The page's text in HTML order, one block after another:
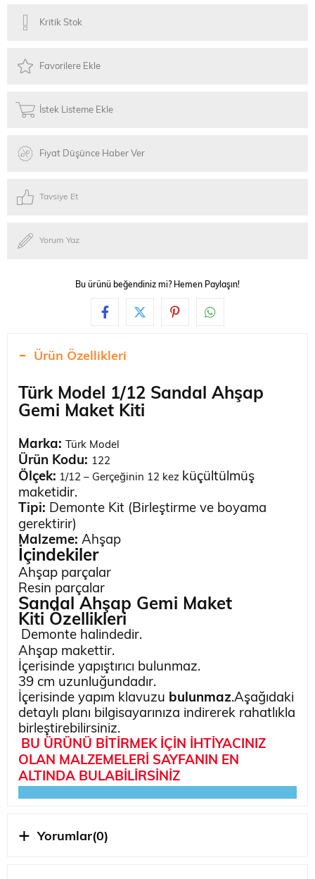
Kritik Stok
Favorilere Ekle
İstek Listeme Ekle
Fiyat Düşünce Haber Ver
Tavsiye Et
Yorum Yaz
Bu ürünü beğendiniz mi? Hemen Paylaşın!
Ürün Özellikleri
Türk Model 1/12 Sandal Ahşap
Gemi Maket Kiti
Marka: Türk Model
Ürün Kodu: 122
Ölçek: 1/12 – Gerçeğinin 12 kez küçültülmüş
maketidir.
Tipi: Demonte Kit (Birleştirme ve boyama
gerektirir)
Malzeme: Ahşap
İçindekiler
Ahşap parçalar
Resin parçalar
Sandal Ahşap Gemi Maket
Kiti Özellikleri
Demonte halindedir.
Ahşap makettir.
İçerisinde yapıştırıcı bulunmaz.
39 cm uzunluğundadır.
İçerisinde yapım klavuzu bulunmaz.Aşağıdaki
detaylı planı bilgisayarınıza indirerek rahatlıkla
birleştirebilirsiniz.
BU ÜRÜNÜ BİTİRMEK İÇİN İHTİYACINIZ
OLAN MALZEMELERİ SAYFANIN EN
ALTINDA BULABİLİRSİNİZ
Yorumlar(0)